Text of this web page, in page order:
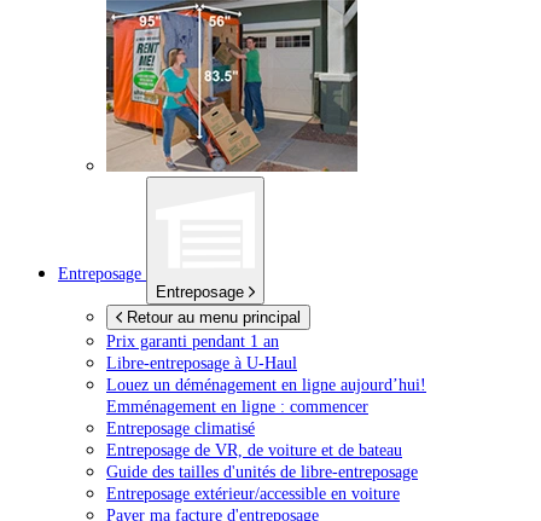
Entreposage
Entreposage
Retour au menu principal
Prix garanti pendant 1 an
Libre-entreposage à U-Haul
Louez un déménagement en ligne aujourd’hui!
Emménagement en ligne : commencer
Entreposage climatisé
Entreposage de VR, de voiture et de bateau
Guide des tailles d'unités de libre-entreposage
Entreposage extérieur/accessible en voiture
Payer ma facture d'entreposage